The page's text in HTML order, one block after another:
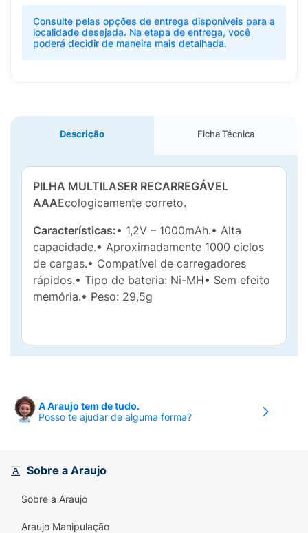
Consulte pelas opções de entrega disponíveis para a
localidade desejada. Na etapa de entrega, você
poderá decidir de maneira mais detalhada.
Descrição Ficha Técnica
PILHA MULTILASER RECARREGÁVEL
AAAEcologicamente correto.
Características:• 1,2V – 1000mAh.• Alta
capacidade.• Aproximadamente 1000 ciclos
de cargas.• Compatível de carregadores
rápidos.• Tipo de bateria: Ni-MH• Sem efeito
memória.• Peso: 29,5g
A Araujo tem de tudo.
Posso te ajudar de alguma forma?
Sobre a Araujo
Sobre a Araujo
Araujo Manipulação